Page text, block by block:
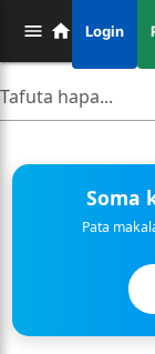
Login
Soma
Pata